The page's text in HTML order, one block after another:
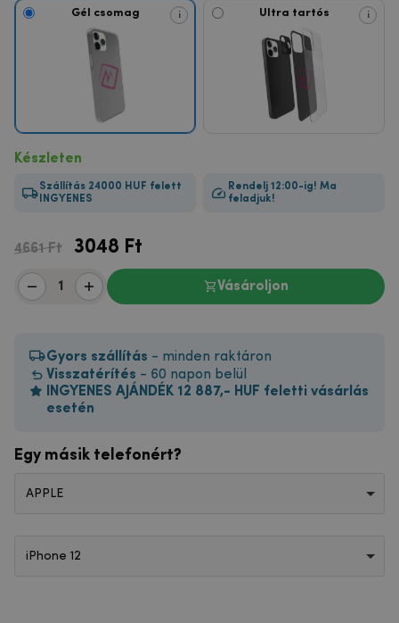
Gél csomag i Ultra tartós i
Készleten
Szállítás 24000 HUF felett
INGYENES
Rendelj 12:00-ig! Ma
feladjuk!
4661 Ft 3048 Ft
Vásároljon
Gyors szállítás - minden raktáron
Visszatérítés - 60 napon belül
INGYENES AJÁNDÉK 12 887,- HUF feletti vásárlás
esetén
Egy másik telefonért?
APPLE
iPhone 12